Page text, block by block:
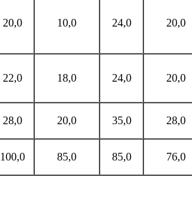
20,0 10,0 24,0 20,0
22,0 18,0 24,0 20,0
28,0 20,0 35,0 28,0
100,0 85,0 85,0 76,0